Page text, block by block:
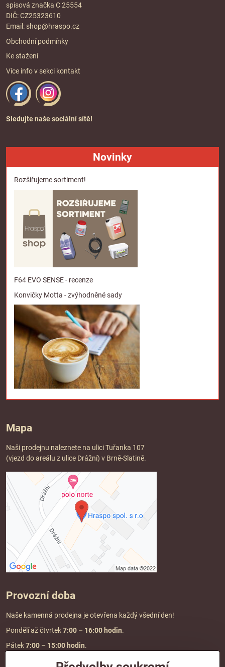
spisová značka C 25554
DIČ: CZ25323610
Email: shop@hraspo.cz
Obchodní podmínky
Ke stažení
Více info v sekci kontakt
Sledujte naše sociální sítě!
Novinky
Rozšiřujeme sortiment!
F64 EVO SENSE - recenze
Konvičky Motta - zvýhodněné sady
Mapa
Naši prodejnu naleznete na ulici Tuřanka 107
(vjezd do areálu z ulice Drážní) v Brně-Slatině.
Provozní doba
Naše kamenná prodejna je otevřena každý všední den!
Pondělí až čtvrtek7:00 – 16:00 hodin.
Pátek7:00 – 15:00 hodin.